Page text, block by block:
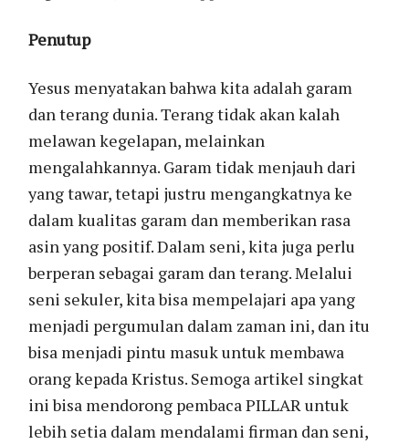
Penutup
Yesus menyatakan bahwa kita adalah garam
dan terang dunia. Terang tidak akan kalah
melawan kegelapan, melainkan
mengalahkannya. Garam tidak menjauh dari
yang tawar, tetapi justru mengangkatnya ke
dalam kualitas garam dan memberikan rasa
asin yang positif. Dalam seni, kita juga perlu
berperan sebagai garam dan terang. Melalui
seni sekuler, kita bisa mempelajari apa yang
menjadi pergumulan dalam zaman ini, dan itu
bisa menjadi pintu masuk untuk membawa
orang kepada Kristus. Semoga artikel singkat
ini bisa mendorong pembaca PILLAR untuk
lebih setia dalam mendalami firman dan seni,